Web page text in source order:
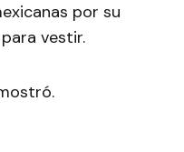
por su
vestir.